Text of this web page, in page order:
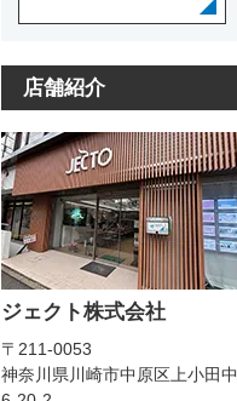
店舗紹介
ジェクト株式会社
〒211-0053
神奈川県川崎市中原区上小田中